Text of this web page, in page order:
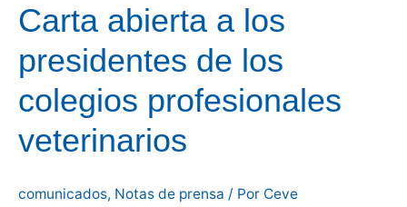
Carta abierta a los
presidentes de los
colegios profesionales
veterinarios
comunicados, Notas de prensa / Por Ceve